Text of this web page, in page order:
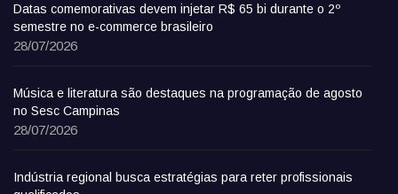
Datas comemorativas devem injetar R$ 65 bi durante o 2º
semestre no e-commerce brasileiro
28/07/2026
Música e literatura são destaques na programação de agosto
no Sesc Campinas
28/07/2026
Indústria regional busca estratégias para reter profissionais